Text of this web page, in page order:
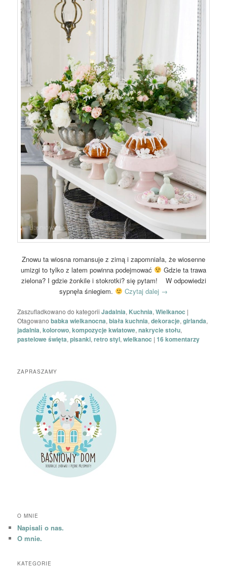
Znowu ta wiosna romansuje z zimą i zapomniała, że wiosenne
umizgi to tylko z latem powinna podejmować
Gdzie ta trawa
zielona? I gdzie żonkile i stokrotki? się pytam! W odpowiedzi
sypnęła śniegiem.
Czytaj dalej →
Zaszufladkowano do kategorii Jadalnia, Kuchnia,Wielkanoc |
Otagowano babka wielkanocna,biała kuchnia,dekoracje,girlanda,
jadalnia,kolorowo,kompozycje kwiatowe,nakrycie stołu,
pastelowe święta,pisanki,retro styl,wielkanoc |16komentarzy
ZAPRASZAMY
O MNIE
Napisali o nas.
O mnie.
KATEGORIE